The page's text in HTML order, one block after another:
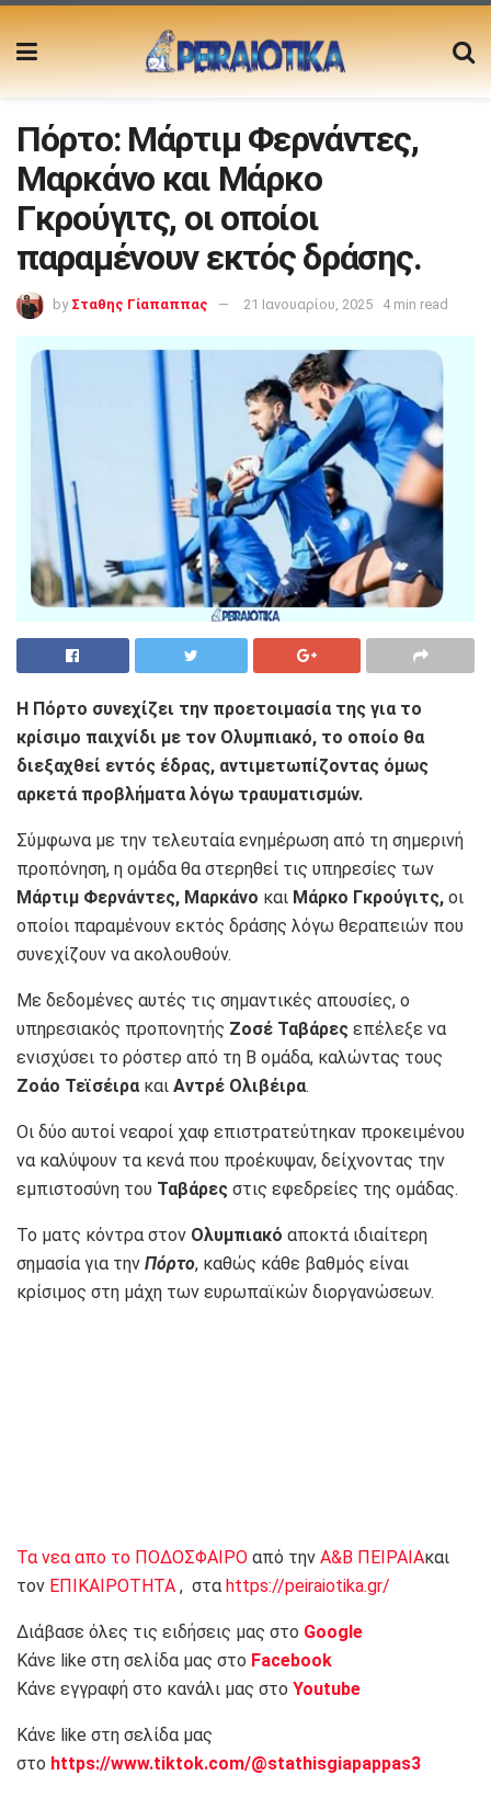
Πόρτο: Μάρτιμ Φερνάντες,
Μαρκάνο και Μάρκο
Γκρούγιτς, οι οποίοι
παραμένουν εκτός δράσης.
by Σταθης Γίαπαππας 21 Ιανουαρίου, 2025 4 min read
Η Πόρτο συνεχίζει την προετοιμασία της για το
κρίσιμο παιχνίδι με τον Ολυμπιακό, το οποίο θα
διεξαχθεί εντός έδρας, αντιμετωπίζοντας όμως
αρκετά προβλήματα λόγω τραυματισμών.
Σύμφωνα με την τελευταία ενημέρωση από τη σημερινή
προπόνηση, η ομάδα θα στερηθεί τις υπηρεσίες των
Μάρτιμ Φερνάντες, Μαρκάνο και Μάρκο Γκρούγιτς, οι
οποίοι παραμένουν εκτός δράσης λόγω θεραπειών που
συνεχίζουν να ακολουθούν.
Με δεδομένες αυτές τις σημαντικές απουσίες, ο
υπηρεσιακός προπονητής Ζοσέ Ταβάρες επέλεξε να
ενισχύσει το ρόστερ από τη Β ομάδα, καλώντας τους
Ζοάο Τεϊσέιρα και Αντρέ Ολιβέιρα.
Οι δύο αυτοί νεαροί χαφ επιστρατεύτηκαν προκειμένου
να καλύψουν τα κενά που προέκυψαν, δείχνοντας την
εμπιστοσύνη του Ταβάρες στις εφεδρείες της ομάδας.
Το ματς κόντρα στον Ολυμπιακό αποκτά ιδιαίτερη
σημασία για την Πόρτο, καθώς κάθε βαθμός είναι
κρίσιμος στη μάχη των ευρωπαϊκών διοργανώσεων.
Τα νεα απο το ΠΟΔΟΣΦΑΙΡΟ από την Α&Β ΠΕΙΡΑΙΑκαι
τον ΕΠΙΚΑΙΡΟΤΗΤΑ , στα https://peiraiotika.gr/
Διάβασε όλες τις ειδήσεις μας στο Google
Κάνε like στη σελίδα μας στο Facebook
Κάνε εγγραφή στο κανάλι μας στο Youtube
Κάνε like στη σελίδα μας
στο https://www.tiktok.com/@stathisgiapappas3